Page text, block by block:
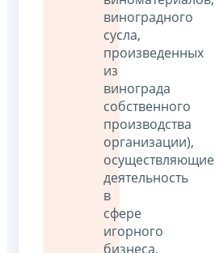
виноградного
сусла,
произведенных
из
винограда
собственного
производства
организации),
осуществляющие
деятельность
в
сфере
игорного
бизнеса,